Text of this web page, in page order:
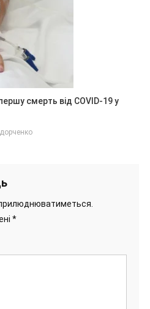
смерть від COVID-19 у
*